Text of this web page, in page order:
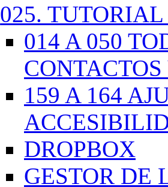
025.
014 A 050
159 A 164
DROPBOX
GESTOR DE